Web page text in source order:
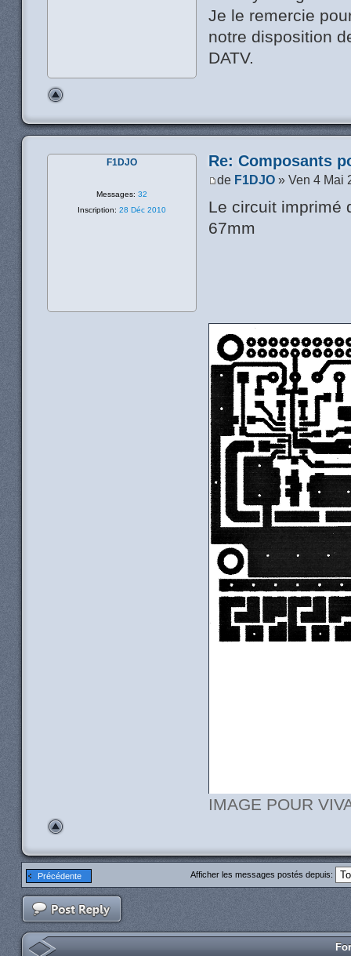
Je le remercie
notre disposition
DATV.
Re: Composants
de F1DJO » Ven 4 Mai
Le circuit imprimé
67mm
IMAGE POUR
F1DJO
Messages: 32
Inscription: 28 Déc 2010
Précédente Afficher les messages postés depuis: